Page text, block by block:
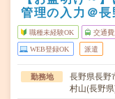
管理の入力＠長
職種未経験OK 交通
WEB登録OK 派遣
勤務地
長野県長野
村山(長野